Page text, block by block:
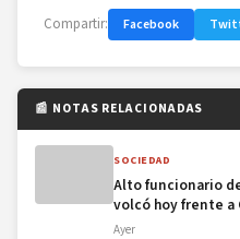
Compartir: Facebook
📰 NOTAS RELACIONADAS
SOCIEDAD
Alto funcionario
volcó hoy frente a
Ayer